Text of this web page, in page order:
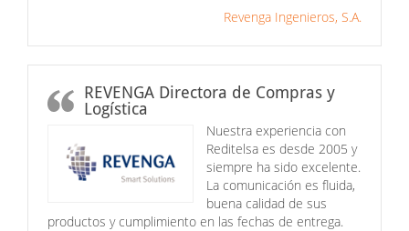
Revenga Ingenieros, S.A.
REVENGA Directora de Compras y
Logística
Nuestra experiencia con
Reditelsa es desde 2005 y
siempre ha sido excelente.
La comunicación es fluida,
buena calidad de sus
productos y cumplimiento en las fechas de entrega.